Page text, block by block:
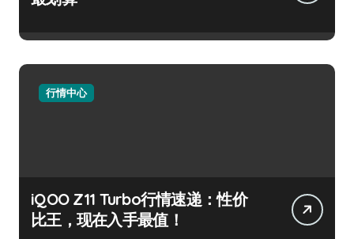
行情中心
iQOO Z11 Turbo行情速递：性价
比王，现在入手最值！